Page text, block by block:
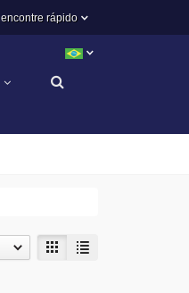
encontre rápido